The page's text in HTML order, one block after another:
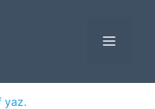
MENÜ
yaz.